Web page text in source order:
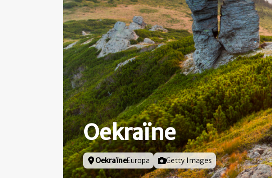
Oekraïne
Locatie
OekraïneEuropa Foto door
Getty Images